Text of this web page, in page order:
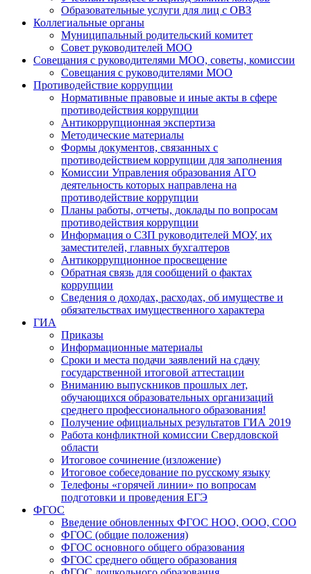
Образовательные услуги для лиц с ОВЗ
Коллегиальные органы
Муниципальный родительский комитет
Совет руководителей МОО
Совещания с руководителями МОО, советы, комиссии
Совещания с руководителями МОО
Противодействие коррупции
Нормативные правовые и иные акты в сфере
противодействия коррупции
Антикоррупционная экспертиза
Методические материалы
Формы документов, связанных с
противодействием коррупции для заполнения
Комиссии Управления образования АГО
деятельность которых направлена на
противодействие коррупции
Планы работы, отчеты, доклады по вопросам
противодействия коррупции
Информация о СЗП руководителей МОУ, их
заместителей, главных бухгалтеров
Антикоррупционное просвещение
Обратная связь для сообщений о фактах
коррупции
Сведения о доходах, расходах, об имуществе и
обязательствах имущественного характера
ГИА
Приказы
Информационные материалы
Сроки и места подачи заявлений на сдачу
государственной итоговой аттестации
Вниманию выпускников прошлых лет,
обучающихся образовательных организаций
среднего профессионального образования!
Получение официальных результатов ГИА 2019
Работа конфликтной комиссии Свердловской
области
Итоговое сочинение (изложение)
Итоговое собеседование по русскому языку
Телефоны «горячей линии» по вопросам
подготовки и проведения ЕГЭ
ФГОС
Введение обновленных ФГОС НОО, ООО, СОО
ФГОС (общие положения)
ФГОС основного общего образования
ФГОС среднего общего образования